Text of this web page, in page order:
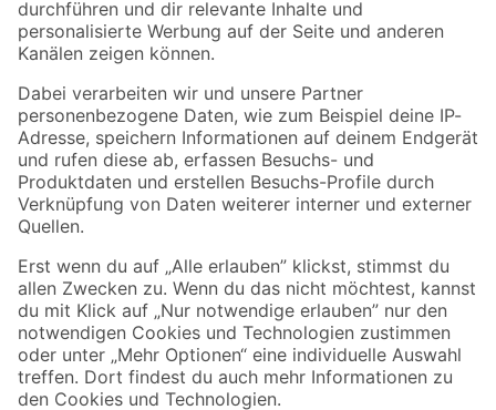
Folge uns
Zahlungsarten Versandarten
Sicher einkaufen
Jetzt die toom-App herunterladen